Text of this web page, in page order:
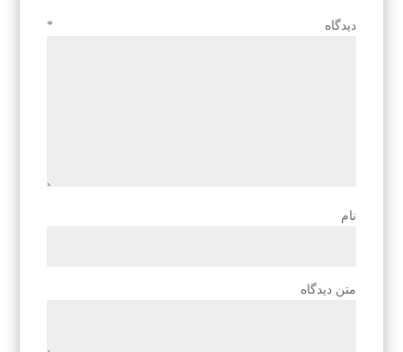
دیدگاه *
نام
متن دیدگاه